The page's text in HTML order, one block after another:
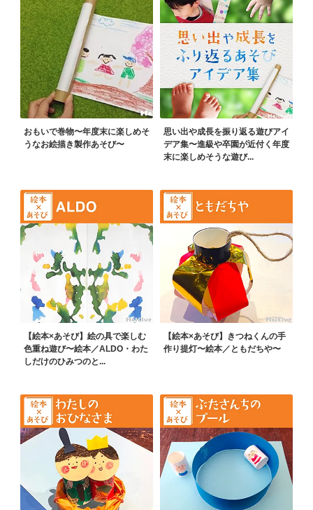
おもいで巻物〜年度末に楽しめそ
うなお絵描き製作あそび〜
思い出や成長を振り返る遊びアイ
デア集〜進級や卒園が近付く年度
末に楽しめそうな遊び...
【絵本×あそび】絵の具で楽しむ
色重ね遊び〜絵本／ALDO・わた
しだけのひみつのと...
【絵本×あそび】きつねくんの手
作り提灯〜絵本／ともだちや〜